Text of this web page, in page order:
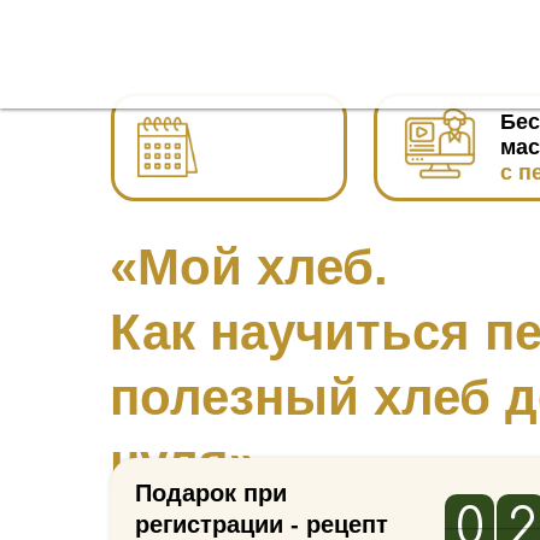
«Мой хлеб.
Как научиться
полезный хлеб
нуля»
Подарок при
регистрации - рецепт
с
0
0 2
2
3